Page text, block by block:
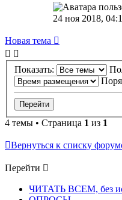
24 ноя 2018,
Новая тема
Показать:
4 темы • Страница 1 из 1
Вернуться к списку
Перейти
ЧИТАТЬ ВСЕМ, без